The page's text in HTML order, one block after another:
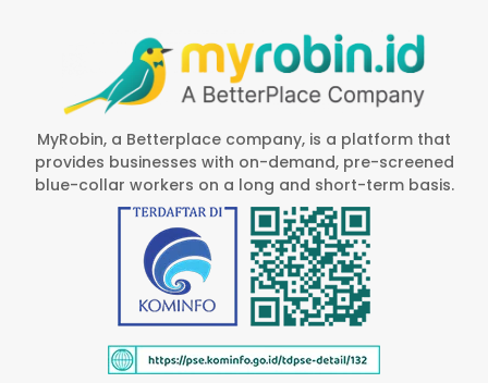
MyRobin, a Betterplace company, is a platform that
provides businesses with on-demand, pre-screened
blue-collar workers on a long and short-term basis.